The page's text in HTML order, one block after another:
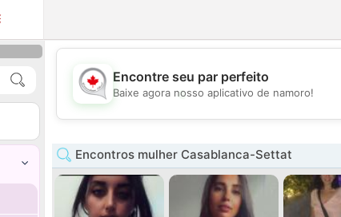
Encontre seu par perfeito
Baixe agora nosso aplicativo de namoro!
Encontros mulher Casablanca-Settat